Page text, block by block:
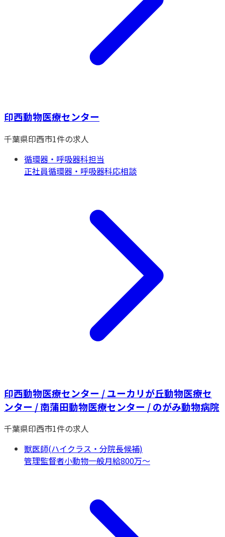
印西動物医療センター
千葉県印西市1件の求人
循環器・呼吸器科担当
正社員循環器・呼吸器科応相談
印西動物医療センター / ユーカリが丘動物医療セ
ンター / 南蒲田動物医療センター / のがみ動物病院
千葉県印西市1件の求人
獣医師(ハイクラス・分院長候補)
管理監督者小動物一般月給800万〜